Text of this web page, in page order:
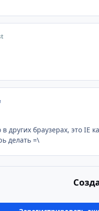
других браузерах, это IE
делать =\